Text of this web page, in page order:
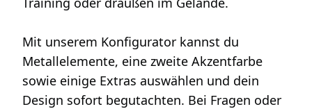
Mit unserem Konfigurator kannst du
Metallelemente, eine zweite Akzentfarbe
sowie einige Extras auswählen und dein
Design sofort begutachten. Bei Fragen oder